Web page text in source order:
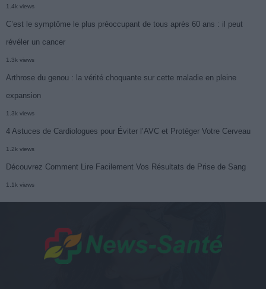
1.4k views
C’est le symptôme le plus préoccupant de tous après 60 ans : il peut
révéler un cancer
1.3k views
Arthrose du genou : la vérité choquante sur cette maladie en pleine
expansion
1.3k views
4 Astuces de Cardiologues pour Éviter l’AVC et Protéger Votre Cerveau
1.2k views
Découvrez Comment Lire Facilement Vos Résultats de Prise de Sang
1.1k views